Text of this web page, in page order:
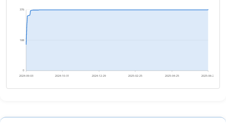
0
188
376
2024-09-03 2024-10-31 2024-12-29 2025-02-25 2025-04-25 2025-06-22